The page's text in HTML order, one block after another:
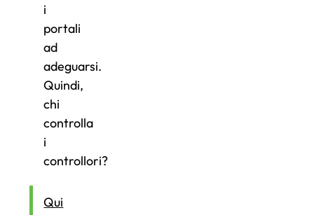
i
portali
ad
adeguarsi.
Quindi,
chi
controlla
i
controllori?
Qui